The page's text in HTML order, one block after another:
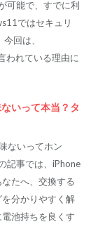
可能で、すでに利
ではセキュリ
回は、
われている理由に
いって本当？タ
ないってホン
記事では、iPhone
たへ、交換する
分かりやすく解
池持ちを良くす